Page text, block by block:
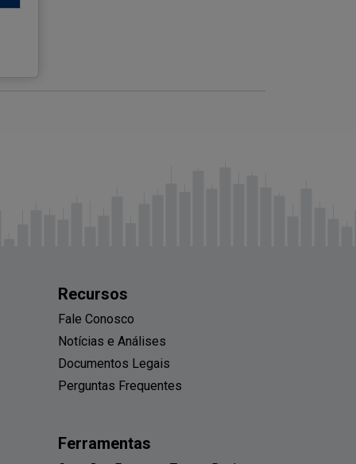
Recursos
Fale Conosco
Notícias e Análises
Documentos Legais
Perguntas Frequentes
Ferramentas